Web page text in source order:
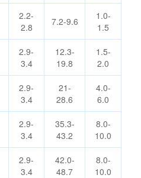
2.2-
2.8
7.2-9.6
1.0-
1.5
2.9-
3.4
12.3-
19.8
1.5-
2.0
2.9-
3.4
21-
28.6
4.0-
6.0
2.9-
3.4
35.3-
43.2
8.0-
10.0
2.9-
3.4
42.0-
48.7
8.0-
10.0